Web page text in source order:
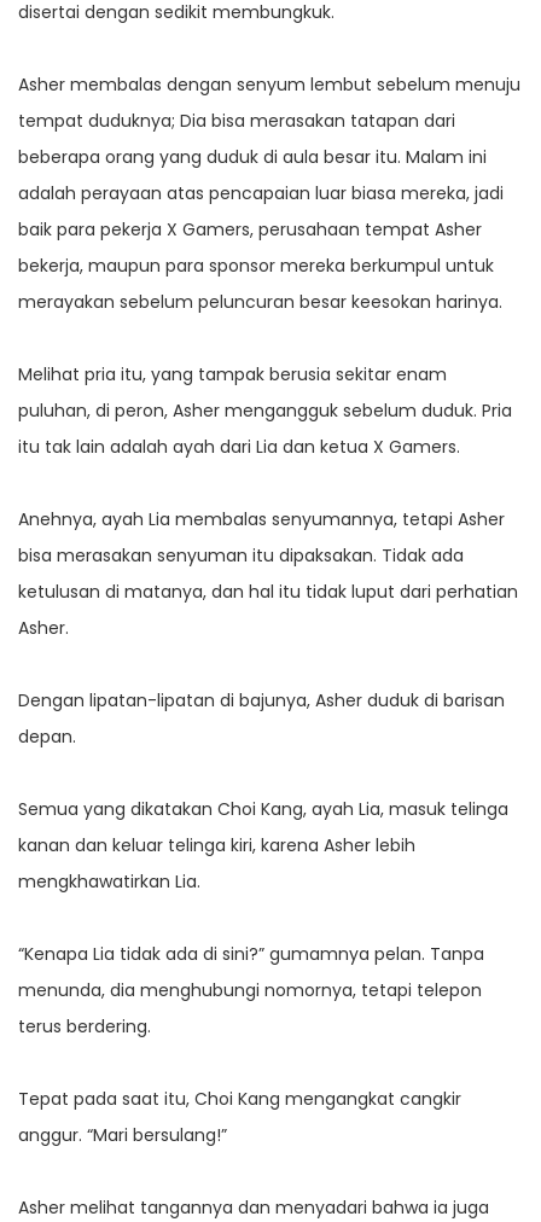
disertai dengan sedikit membungkuk.
Asher membalas dengan senyum lembut sebelum menuju
tempat duduknya; Dia bisa merasakan tatapan dari
beberapa orang yang duduk di aula besar itu. Malam ini
adalah perayaan atas pencapaian luar biasa mereka, jadi
baik para pekerja X Gamers, perusahaan tempat Asher
bekerja, maupun para sponsor mereka berkumpul untuk
merayakan sebelum peluncuran besar keesokan harinya.
Melihat pria itu, yang tampak berusia sekitar enam
puluhan, di peron, Asher mengangguk sebelum duduk. Pria
itu tak lain adalah ayah dari Lia dan ketua X Gamers.
Anehnya, ayah Lia membalas senyumannya, tetapi Asher
bisa merasakan senyuman itu dipaksakan. Tidak ada
ketulusan di matanya, dan hal itu tidak luput dari perhatian
Asher.
Dengan lipatan-lipatan di bajunya, Asher duduk di barisan
depan.
Semua yang dikatakan Choi Kang, ayah Lia, masuk telinga
kanan dan keluar telinga kiri, karena Asher lebih
mengkhawatirkan Lia.
“Kenapa Lia tidak ada di sini?” gumamnya pelan. Tanpa
menunda, dia menghubungi nomornya, tetapi telepon
terus berdering.
Tepat pada saat itu, Choi Kang mengangkat cangkir
anggur. “Mari bersulang!”
Asher melihat tangannya dan menyadari bahwa ia juga